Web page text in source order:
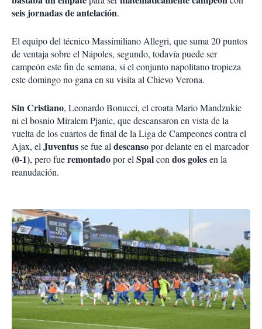
seis jornadas de antelación.
El equipo del técnico Massimiliano Allegri, que suma 20 puntos
de ventaja sobre el Nápoles, segundo, todavía puede ser
campeón este fin de semana, si el conjunto napolitano tropieza
este domingo no gana en su visita al Chievo Verona.
Sin Cristiano, Leonardo Bonucci, el croata Mario Mandzukic
ni el bosnio Miralem Pjanic, que descansaron en vista de la
vuelta de los cuartos de final de la Liga de Campeones contra el
Ajax, elJuventusse fue aldescansopor delante en el marcador
(0-1), pero fueremontadopor elSpalcondos golesen la
reanudación.